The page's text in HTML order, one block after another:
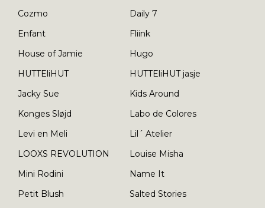
Cozmo
Daily 7
Enfant
Fliink
House of Jamie
Hugo
HUTTEliHUT
HUTTEliHUT jasje
Jacky Sue
Kids Around
Konges Sløjd
Labo de Colores
Levi en Meli
Lil´ Atelier
LOOXS REVOLUTION
Louise Misha
Mini Rodini
Name It
Petit Blush
Salted Stories